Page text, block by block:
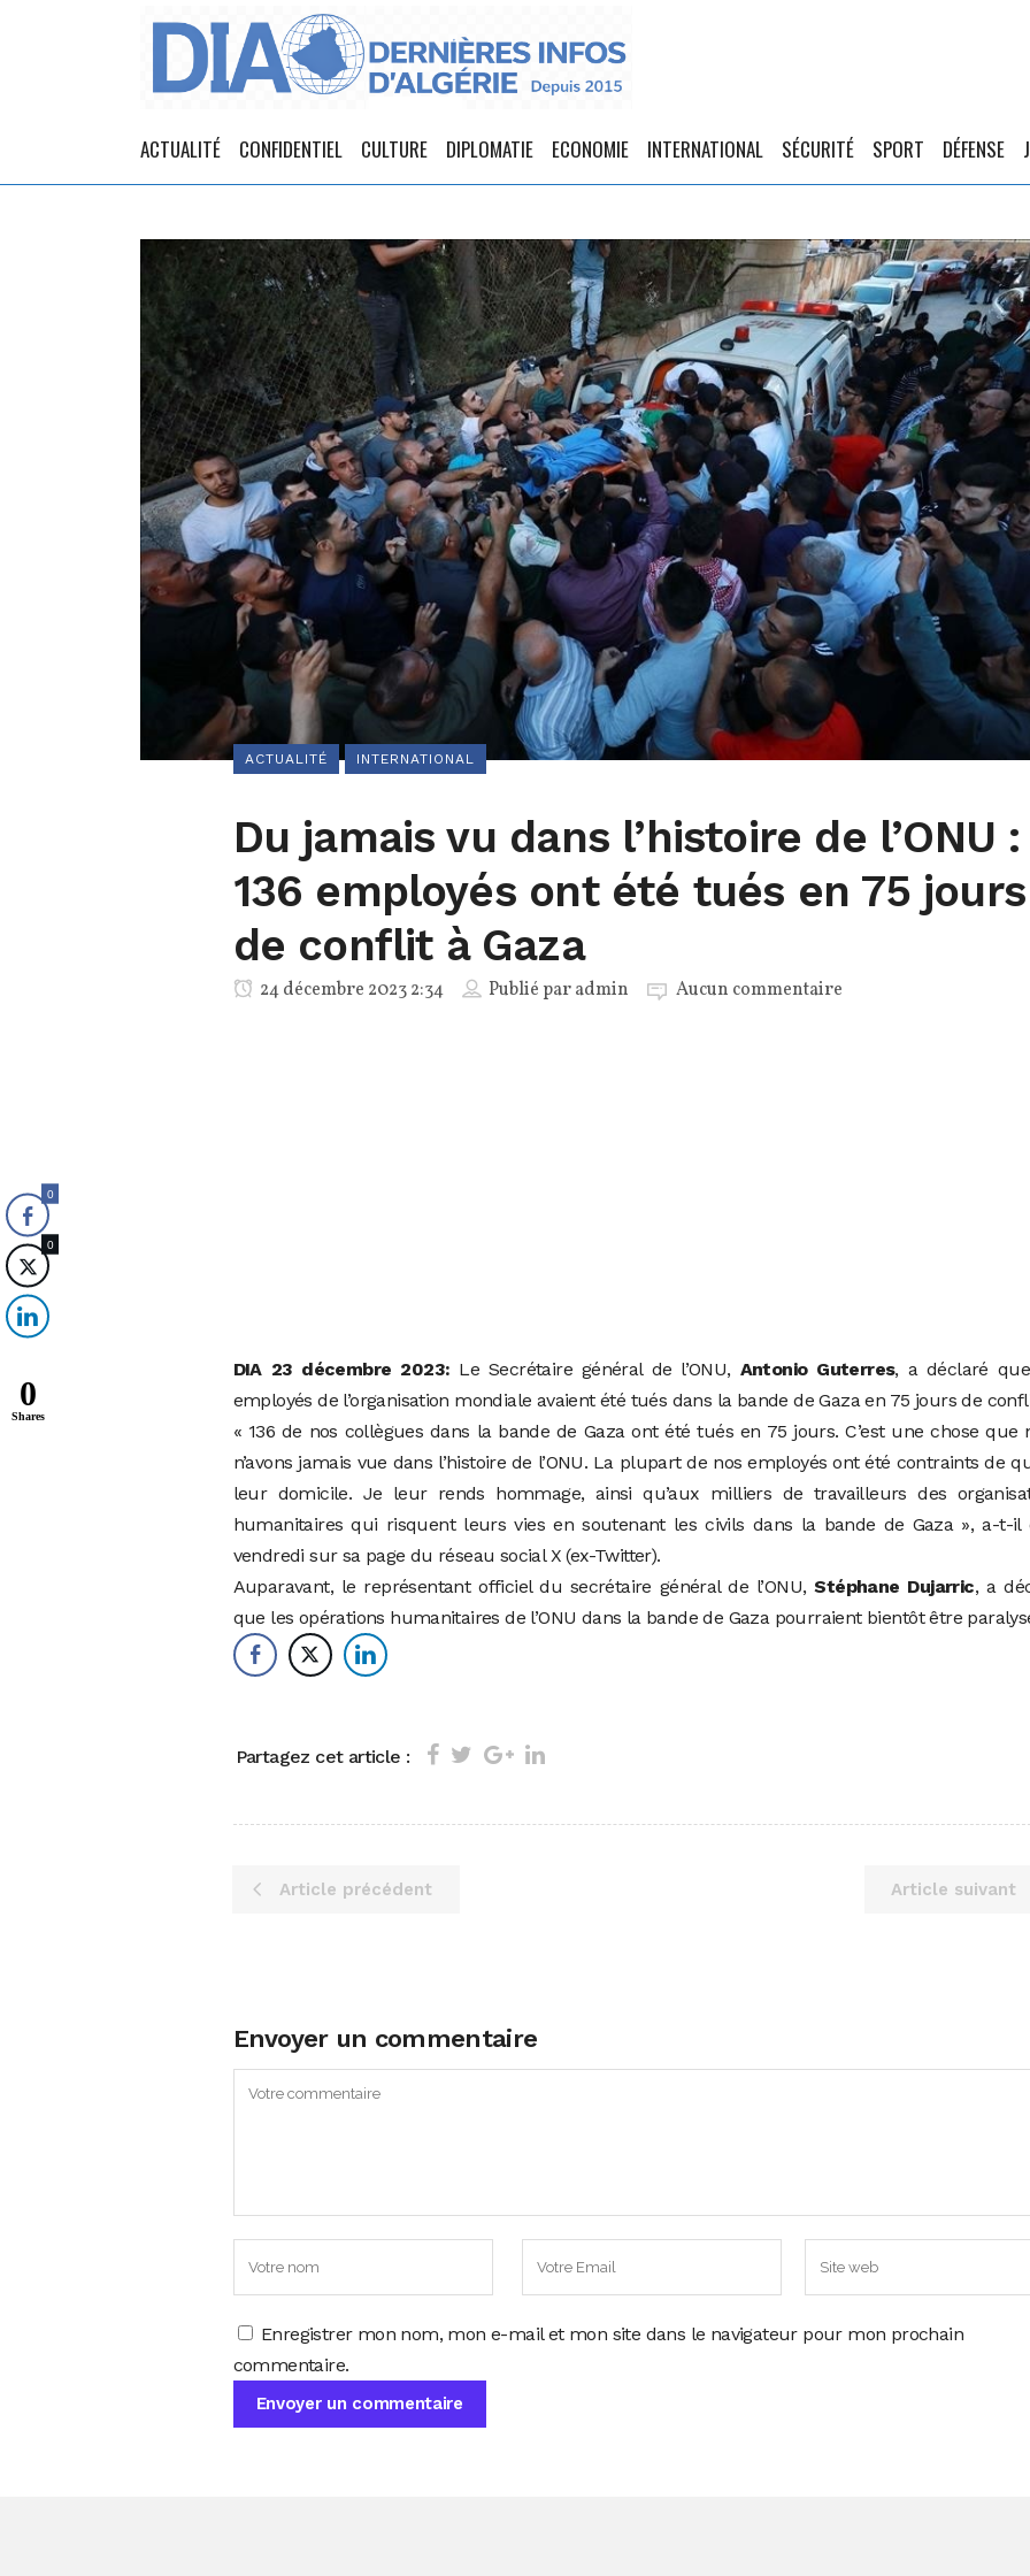
ACTUALITÉ CONFIDENTIEL CULTURE DIPLOMATIE ECONOMIE INTERNATIONAL SÉCURITÉ SPORT DÉFENSE
ACTUALITÉ INTERNATIONAL
Du jamais vu dans l’histoire de l’ONU :
136 employés ont été tués en 75 jours
de conflit à Gaza
24 décembre 2023 2:34 Publié paradmin Aucun commentaire
DIA 23 décembre 2023: Le Secrétaire général de l’ONU, Antonio Guterres, a déclaré
employés de l’organisation mondiale avaient été tués dans la bande de Gaza en 75 jours de
« 136 de nos collègues dans la bande de Gaza ont été tués en 75 jours. C’est une chose que
n’avons jamais vue dans l’histoire de l’ONU. La plupart de nos employés ont été contraints de
leur domicile. Je leur rends hommage, ainsi qu’aux milliers de travailleurs des
humanitaires qui risquent leurs vies en soutenant les civils dans la bande de Gaza », a-t-il
vendredi sur sa page du réseau social X (ex-Twitter).
Auparavant, le représentant officiel du secrétaire général de l’ONU,Stéphane Dujarric, a
que les opérations humanitaires de l’ONU dans la bande de Gaza pourraient bientôt être
Partagez cet article :
Article précédent Article suivant
Envoyer un commentaire
Enregistrer mon nom, mon e-mail et mon site dans le navigateur pour mon prochain
commentaire.
0
0
0
Shares